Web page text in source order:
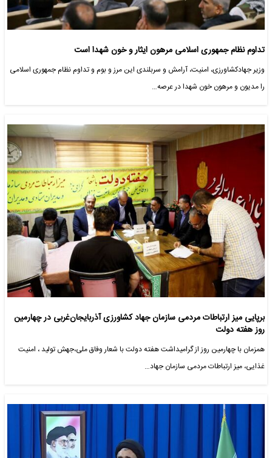
تداوم نظام جمهوری اسلامی مرهون ایثار و خون شهدا است
وزیر جهادکشاورزی، امنیت، آرامش و سربلندی این مرز و بوم و تداوم نظام جمهوری اسلامی
را مدیون و مرهون خون شهدا در عرصه…
برپایی میز ارتباطات مردمی سازمان جهاد کشاورزی آذربایجان‌غربی در چهارمین
روز هفته دولت
همزمان با چهارمین روز از گرامیداشت هفته دولت با شعار وفاق ملی،جهش تولید ، امنیت
غذایی، میز ارتباطات مردمی سازمان جهاد…